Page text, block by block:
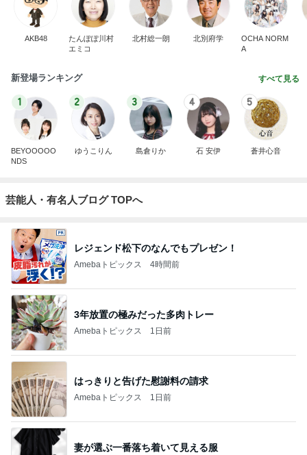
AKB48
たんぽぽ川村
エミコ
北村総一朗 北別府学
OCHA NORM
A
新登場ランキング すべて見る
1
BEYOOOOO
NDS
2
ゆうこりん
3
島倉りか
4
石 安伊
5
蒼井心音
芸能人・有名人ブログ TOPへ
レジェンド松下のなんでもプレゼン！
Amebaトピックス 4時間前
3年放置の極みだった多肉トレー
Amebaトピックス 1日前
はっきりと告げた慰謝料の請求
Amebaトピックス 1日前
妻が選ぶ一番落ち着いて見える服